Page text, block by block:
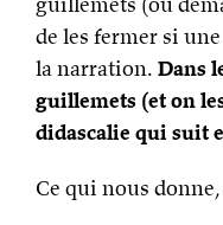
de les fermer si
la narration. Dans
guillemets (et on
didascalie qui suit
Ce qui nous